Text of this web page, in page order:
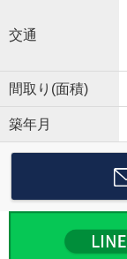
交通
間取り(面積)
築年月